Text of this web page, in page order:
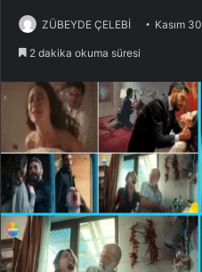
ZÜBEYDE ÇELEBİ Kasım
2 dakika okuma süresi